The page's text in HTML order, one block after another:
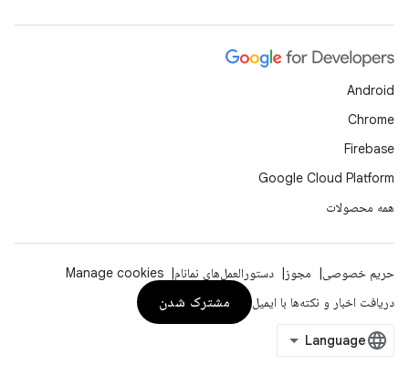
Android
Chrome
Firebase
Google Cloud Platform
همه محصولات
حریم خصوصی مجوز دستورالعمل‌های نمانام
Manage cookies
دریافت اخبار و نکته‌ها با ایمیل
مشترک شدن